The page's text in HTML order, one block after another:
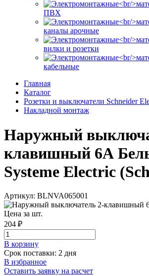
ПВХ
каналы арочные
вилки и розетки
кабельные
Главная
Каталог
Розетки и выключатели Schneider
Накладной монтаж
Наружный
клавишный 6А
Systeme Electric
Артикул: BLNVA065001
Цена за шт.
204 ₽
В корзинy
Срок поставки: 2 дня
В избранное
Оставить заявку на расчет